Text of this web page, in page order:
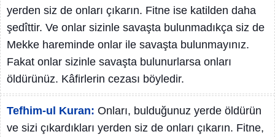
yerden siz de onları çıkarın. Fitne ise katilden daha
şedîttir. Ve onlar sizinle savaşta bulunmadıkça siz de
Mekke hareminde onlar ile savaşta bulunmayınız.
Fakat onlar sizinle savaşta bulunurlarsa onları
öldürünüz. Kâfirlerin cezası böyledir.
Tefhim-ul Kuran: Onları, bulduğunuz yerde öldürün
ve sizi çıkardıkları yerden siz de onları çıkarın. Fitne,